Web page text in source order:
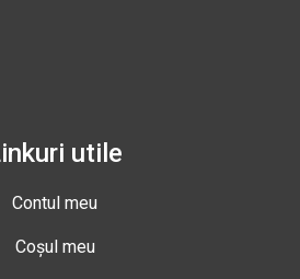
utile
Contul meu
Coșul meu